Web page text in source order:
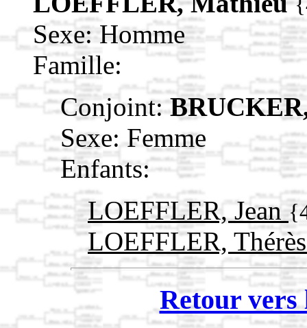
Sexe: Homme
Famille:
Conjoint:
Sexe: Femme
Enfants:
LOEFFLER, Jean
LOEFFLER,
Retour vers